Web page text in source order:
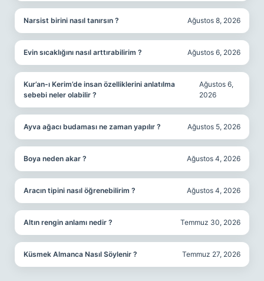
Narsist birini nasıl tanırsın ? Ağustos 8, 2026
Evin sıcaklığını nasıl arttırabilirim ? Ağustos 6, 2026
Kur’an-ı Kerim’de insan özelliklerini anlatılma
sebebi neler olabilir ?
Ağustos 6,
2026
Ayva ağacı budaması ne zaman yapılır ? Ağustos 5, 2026
Boya neden akar ? Ağustos 4, 2026
Aracın tipini nasıl öğrenebilirim ? Ağustos 4, 2026
Altın rengin anlamı nedir ? Temmuz 30, 2026
Küsmek Almanca Nasıl Söylenir ? Temmuz 27, 2026